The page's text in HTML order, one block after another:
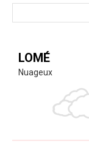
LOMÉ
Nuageux